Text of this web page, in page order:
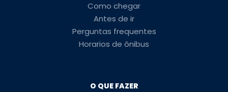
Como chegar
Antes de ir
Perguntas frequentes
Horarios de ônibus
O QUE FAZER